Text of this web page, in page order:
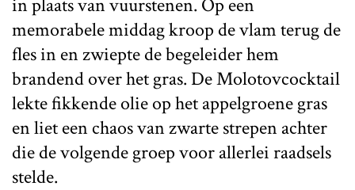
memorabele middag kroop de vlam terug de
fles in en zwiepte de begeleider hem
brandend over het gras. De Molotovcocktail
lekte fikkende olie op het appelgroene gras
en liet een chaos van zwarte strepen achter
die de volgende groep voor allerlei raadsels
stelde.